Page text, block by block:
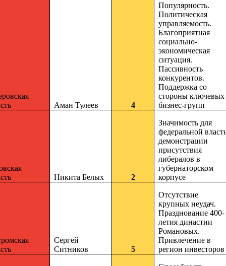
Аман Тулеев 4
Популярность.
Политическая
управляемость.
Благоприятная
социально-
экономическая
ситуация.
Пассивность
конкурентов.
Поддержка со
стороны ключевых
бизнес-групп
Никита Белых 2
Значимость для
федеральной
демонстрации
присутствия
либералов в
губернаторском
корпусе
Сергей
Ситников
5
Отсутствие
крупных неудач.
Празднование 400-
летия династии
Романовых.
Привлечение в
регион инвесторов